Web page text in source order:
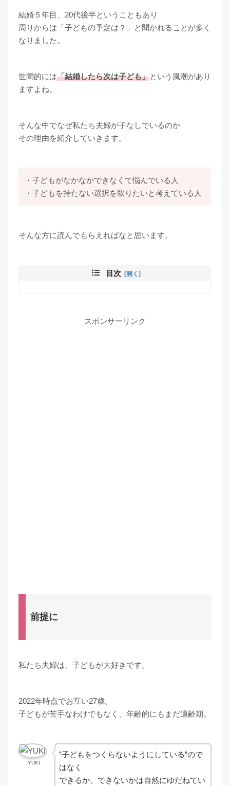
結婚５年目、20代後半ということもあり
周りからは「子どもの予定は？」と聞かれることが多く
なりました。
世間的には「結婚したら次は子ども」という風潮があり
ますよね。
そんな中でなぜ私たち夫婦が子なしでいるのか
その理由を紹介していきます。
・子どもがなかなかできなくて悩んでいる人
・子どもを持たない選択を取りたいと考えている人
そんな方に読んでもらえればなと思います。
目次
スポンサーリンク
前提に
私たち夫婦は、子どもが大好きです。
2022年時点でお互い27歳。
子どもが苦手なわけでもなく、年齢的にもまだ適齢期。
YUKI
”子どもをつくらないようにしている”ので
はなく
できるか、できないかは自然にゆだねてい